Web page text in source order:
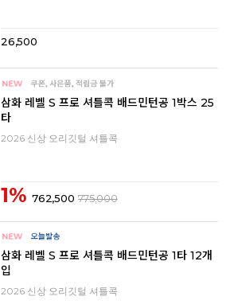
26,500
삼화 레벨 S 프로 셔틀콕 배드민턴공 1박스 25
타
2026 신상 오리깃털 셔틀콕
1% 762,500 775,000
삼화 레벨 S 프로 셔틀콕 배드민턴공 1타 12개
입
2026 신상 오리깃털 셔틀콕